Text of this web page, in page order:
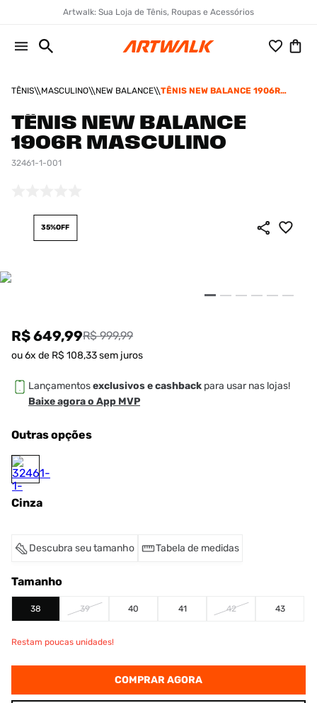
Artwalk: Sua Loja de Tênis, Roupas e Acessórios
TÊNIS MASCULINO NEW BALANCE
TÊNIS NEW BALANCE 1906R
TÊNIS NEW BALANCE
1906R MASCULINO
32461-1-001
35%OFF
R$ 649,99R$ 999,99
ou6x de R$ 108,33sem juros
Lançamentosexclusivos e cashback para usar nas lojas!
Baixe agora o App MVP
Outras opções
Cinza
Descubra seu tamanho Tabela de medidas
Tamanho
38 39 40 41 42 43
Restam poucas unidades!
COMPRAR AGORA